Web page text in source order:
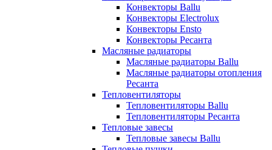
Конвекторы Ballu
Конвекторы Electrolux
Конвекторы Ensto
Конвекторы Ресанта
Масляные радиаторы
Масляные радиаторы Ballu
Масляные радиаторы отопления
Ресанта
Тепловентиляторы
Тепловентиляторы Ballu
Тепловентиляторы Ресанта
Тепловые завесы
Тепловые завесы Ballu